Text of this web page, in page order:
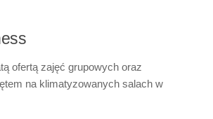
ofertą zajęć grupowych oraz
na klimatyzowanych salach w